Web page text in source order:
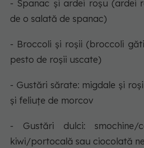
- Spanac și ardei roșu (ardei
de o salată de spanac)
- Broccoli și roșii (broccoli
pesto de roșii uscate)
- Gustări sărate: migdale și
și feliuțe de morcov
- Gustări dulci: smochine/
kiwi/portocală sau ciocolată